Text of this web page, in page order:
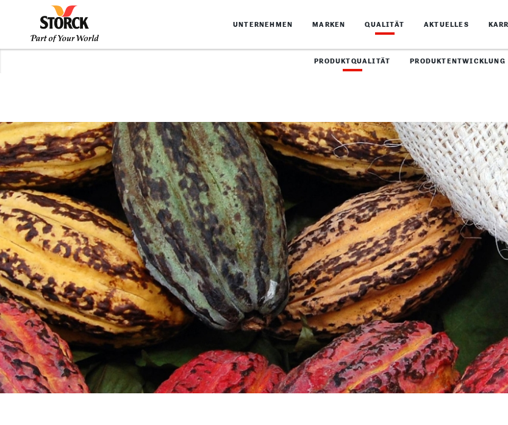
UNTERNEHMEN MARKEN QUALITÄT
PRODUKTQUALITÄT PRODUKTENTWICKLUNG
AKTUELLES